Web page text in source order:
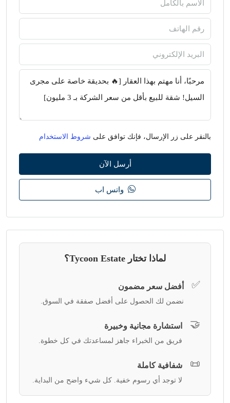
بالنقر على زر الإرسال، فإنك توافق على شروط الاستخدام
أرسل الآن
واتس اب
لماذا تختار Tycoon Estate؟
✅ أفضل سعر مضمون
نضمن لك الحصول على أفضل صفقة في السوق.
🤝 استشارة مجانية وخبيرة
فريق من الخبراء جاهز لمساعدتك في كل خطوة.
📜 شفافية كاملة
لا توجد أي رسوم خفية. كل شيء واضح من البداية.